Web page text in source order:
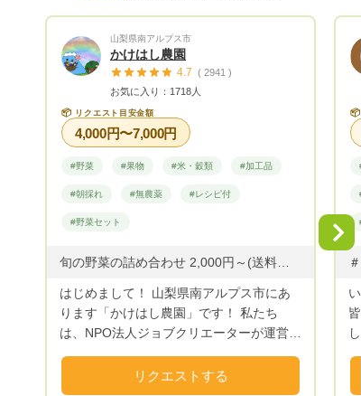
山梨県南アルプス市
かけはし農園
4.7 ( 2941 )
お気に入り：1718人
📦 リクエスト目安金額
4,000円〜7,000円
#野菜 #果物 #米・穀類 #加工品
#朝採れ #無農薬 #レシピ付
#野菜セット
はじめまして！ 山梨県南アルプス市にあ
ります「かけはし農園」です！ 私たち
は、NPO法人ジョブクリエーターが運営す
スかけはし」をご利用の皆様と一緒に「か
けはし農園」で野菜を作っています。 南
リクエストする
📦